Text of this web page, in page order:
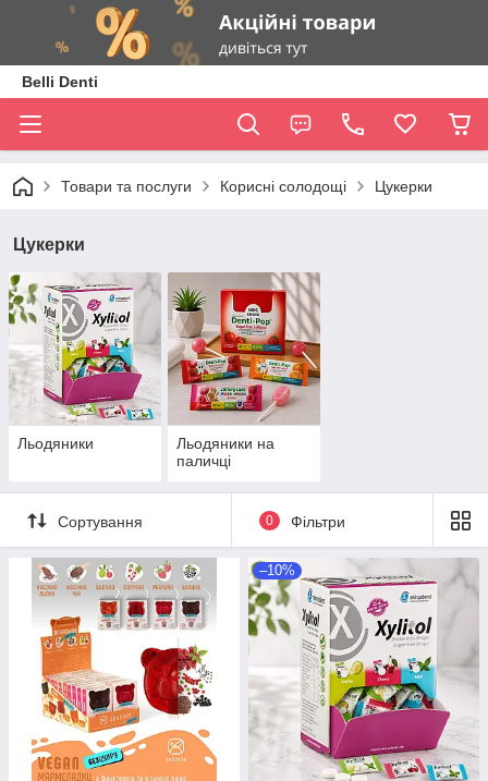
Belli Denti
Товари та послуги Корисні солодощі Цукерки
Цукерки
Льодяники
Льодяники на
паличці
Сортування 0 Фільтри
–10%